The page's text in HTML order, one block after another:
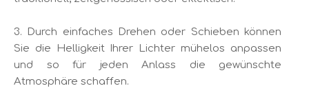
3. Durch einfaches Drehen oder Schieben können
Sie die Helligkeit Ihrer Lichter mühelos anpassen
und so für jeden Anlass die gewünschte
Atmosphäre schaffen.